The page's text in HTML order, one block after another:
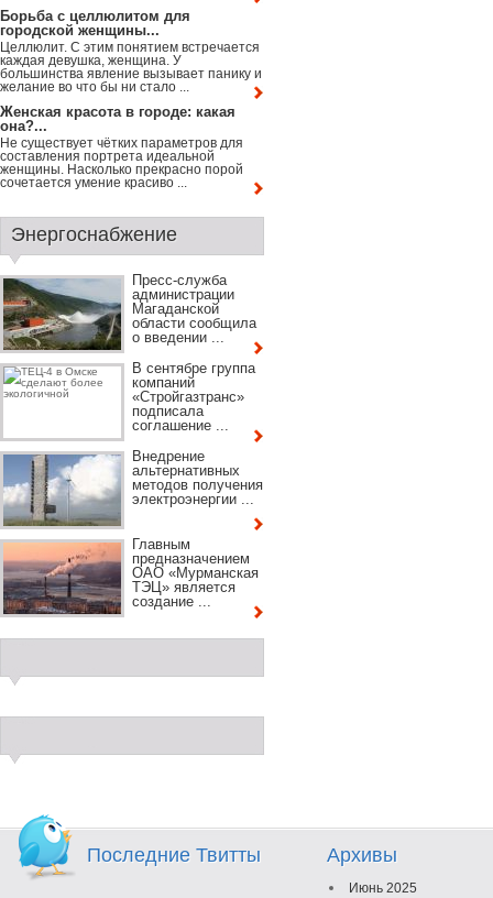
Борьба с целлюлитом для
городской женщины...
Целлюлит. С этим понятием встречается
каждая девушка, женщина. У
большинства явление вызывает панику и
желание во что бы ни стало ...
Женская красота в городе: какая
она?...
Не существует чётких параметров для
составления портрета идеальной
женщины. Насколько прекрасно порой
сочетается умение красиво ...
Энергоснабжение
Пресс-служба
администрации
Магаданской
области сообщила
о введении ...
В сентябре группа
компаний
«Стройгазтранс»
подписала
соглашение ...
Внедрение
альтернативных
методов получения
электроэнергии ...
Главным
предназначением
ОАО «Мурманская
ТЭЦ» является
создание ...
Последние Твитты Архивы
Июнь 2025